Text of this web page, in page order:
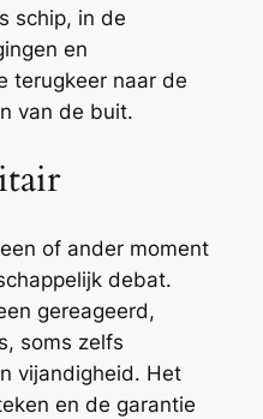
schip, in de
en
terugkeer naar de
van de buit.
of ander moment
debat.
gereageerd,
soms zelfs
vijandigheid. Het
en de garantie